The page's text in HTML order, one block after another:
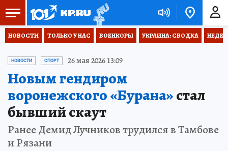
НОВОСТИ ТОЛЬКО У НАС ВОЕНКОРЫ УКРАИНА: СВОДКА
НОВОСТИ СПОРТ 26 мая 2026 13:09
Новым гендиром
воронежского «Бурана»стал
бывший скаут
Ранее Демид Лучников трудился в Тамбове
и Рязани